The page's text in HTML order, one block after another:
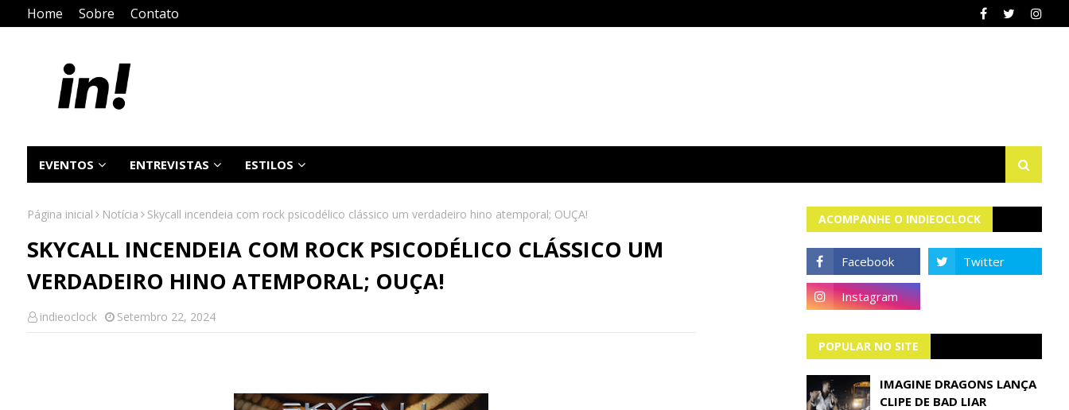
Home Sobre Contato
EVENTOS ENTREVISTAS ESTILOS
Página inicial Notícia Skycall incendeia com rock psicodélico clássico um verdadeiro hino atemporal; OUÇA!
SKYCALL INCENDEIA COM ROCK PSICODÉLICO CLÁSSICO UM
VERDADEIRO HINO ATEMPORAL; OUÇA!
indieoclock Setembro 22, 2024
ACOMPANHE O INDIEOCLOCK
POPULAR NO SITE
IMAGINE DRAGONS LANÇA
CLIPE DE BAD LIAR